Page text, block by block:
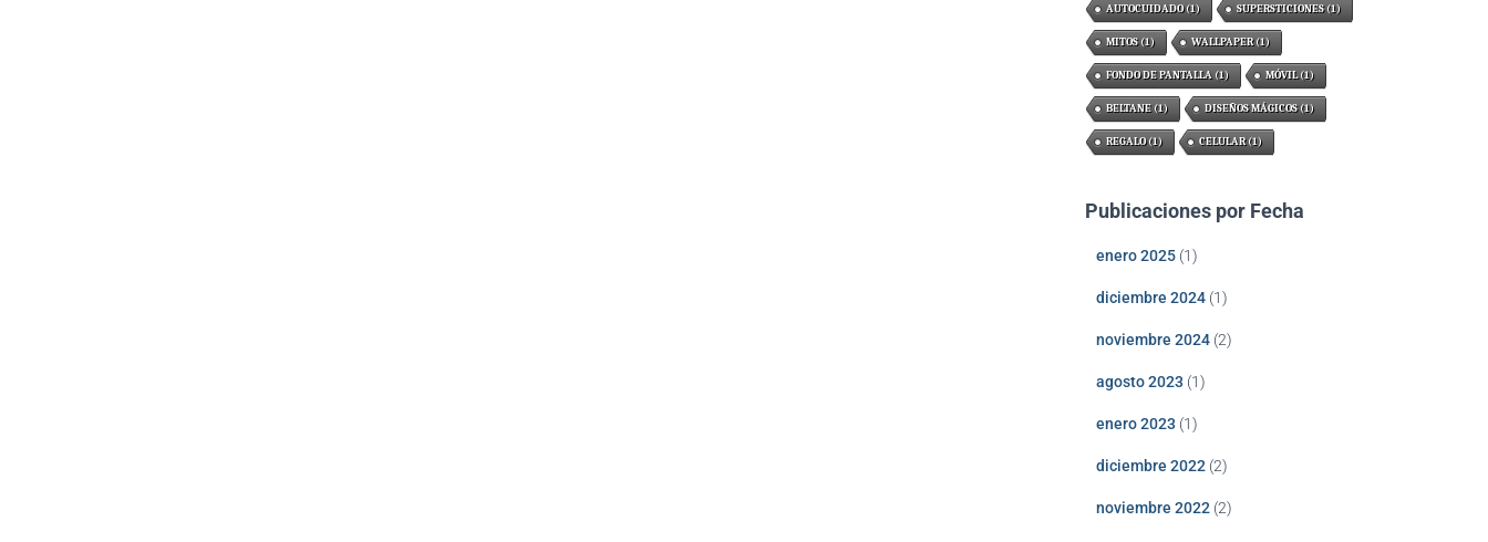
AUTOCUIDADO(1) SUPERSTICIONES(1)
MITOS(1) WALLPAPER(1)
FONDO DE PANTALLA(1) MÓVIL(1)
BELTANE(1) DISEÑOS MÁGICOS(1)
REGALO(1) CELULAR(1)
Publicaciones por Fecha
enero 2025(1)
diciembre 2024(1)
noviembre 2024(2)
agosto 2023(1)
enero 2023(1)
diciembre 2022(2)
noviembre 2022(2)